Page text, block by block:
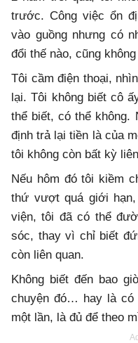
trước. Công việc ổn
vào guồng nhưng có
đổi thế nào, cũng
Tôi cầm điện thoại,
lại. Tôi không biết cô
thể biết, có thể không.
định trả lại tiền là của
tôi không còn bất kỳ
Nếu hôm đó tôi kiềm
thứ vượt quá giới
viện, tôi đã có thể
sóc, thay vì chỉ biết
còn liên quan.
Không biết đến bao
chuyện đó… hay là có
một lần, là đủ để theo